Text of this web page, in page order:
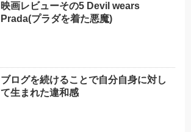
映画レビューその5 Devil wears
Prada(プラダを着た悪魔)
ブログを続けることで自分自身に対し
て生まれた違和感